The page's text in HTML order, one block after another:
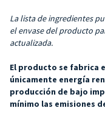
La lista de ingredientes
el envase del producto
actualizada.
El producto se fabrica
únicamente energía
producción de bajo
mínimo las emisiones